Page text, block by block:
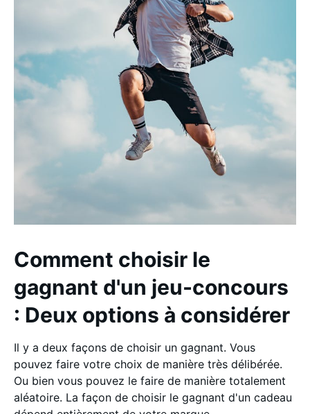
Comment choisir le
gagnant d'un jeu-concours
: Deux options à considérer
Il y a deux façons de choisir un gagnant. Vous
pouvez faire votre choix de manière très délibérée.
Ou bien vous pouvez le faire de manière totalement
aléatoire. La façon de choisir le gagnant d'un cadeau